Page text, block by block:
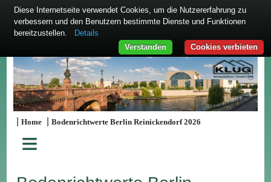
|Home |Bodenrichtwerte Berlin Reinickendorf 2026
≡
Diese Internetseite verwendet Cookies, um die Nutzererfahrung zu
verbessern und den Benutzern bestimmte Dienste und Funktionen
bereitzustellen.
Details
Cookies verbieten
Verstanden